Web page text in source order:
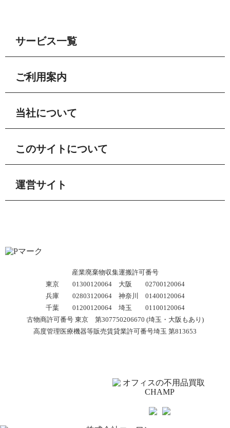
サービス一覧
ご利用案内
当社について
このサイトについて
運営サイト
産業廃棄物収集運搬許可番号
東京 01300120064 大阪 02700120064
兵庫 02803120064 神奈川 01400120064
千葉 01200120064 埼玉 01100120064
古物商許可番号 東京 第307750206670 (埼玉・大阪もあり)
高度管理医療機器等販売賃貸業許可番号埼玉 第813653